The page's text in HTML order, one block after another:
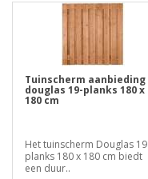
Tuinscherm aanbieding
douglas 19-planks 180 x
180 cm
Het tuinscherm Douglas 19
planks 180 x 180 cm biedt
een duur..